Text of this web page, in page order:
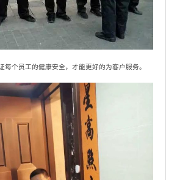
每个员工的健康安全，才能更好的为客户服务。